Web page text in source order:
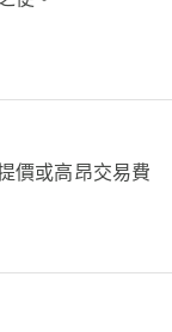
價或高昂交易費